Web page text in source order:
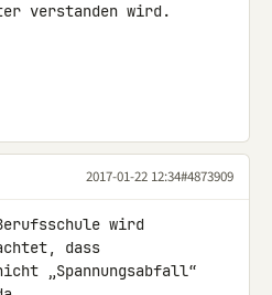
verstanden wird.
2017-01-22 12:34#4873909
wird
dass
„Spannungsabfall“